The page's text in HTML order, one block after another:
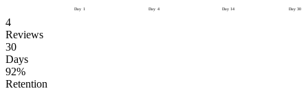
Day 1 Day 4 Day 14 Day 30
4
Reviews
30
Days
92%
Retention